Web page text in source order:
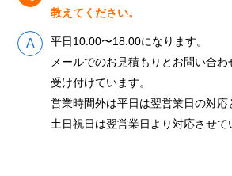
教えてください。
平日10:00〜18:00になります。
メールでのお見積もりとお問い合わ
受け付けています。
営業時間外は平日は翌営業日の対応
土日祝日は翌営業日より対応させて